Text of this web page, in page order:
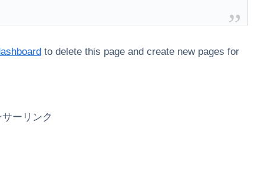
to delete this page and create new pages for
ーリンク